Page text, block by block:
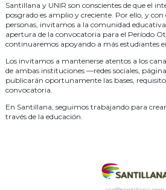
Santillana y UNIR son conscientes de que el
posgrado es amplio y creciente. Por ello, y
personas, invitamos a la comunidad
apertura de la convocatoria para el Período
continuaremos apoyando a más estudiantes
Los invitamos a mantenerse atentos a los
de ambas instituciones —redes sociales,
publicarán oportunamente las bases,
convocatoria.
En Santillana, seguimos trabajando para
través de la educación.